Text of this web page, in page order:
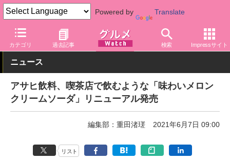
Powered by Translate
カテゴリ 過去記事 検索 Impressサイト
グルメ Watch 飲料 炭酸飲料
ニュース
アサヒ飲料、喫茶店で飲むような「味わいメロン
クリームソーダ」リニューアル発売
編集部：重田渚瑳 2021年6月7日 09:00
リスト